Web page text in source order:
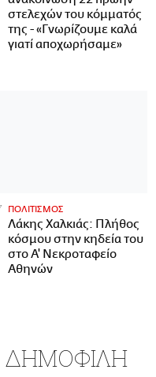
στελεχών του κόμματός
της - «Γνωρίζουμε καλά
γιατί αποχωρήσαμε»
ΠΟΛΙΤΙΣΜΟΣ
Λάκης Χαλκιάς: Πλήθος
κόσμου στην κηδεία του
στο Α' Νεκροταφείο
Αθηνών
ΔΗΜΟΦΙΛΗ